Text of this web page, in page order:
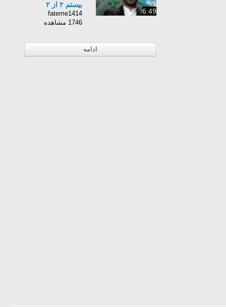
6:49
بیستم ۲ از ۲
fateme1414
1746 مشاهده
ادامه